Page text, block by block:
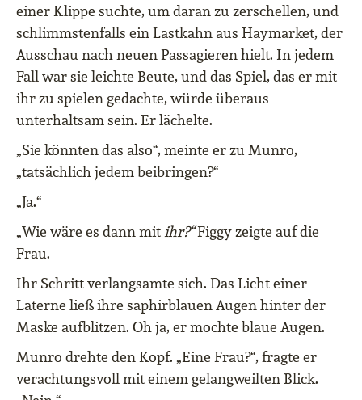
einer Klippe suchte, um daran zu zerschellen, und
schlimmstenfalls ein Lastkahn aus Haymarket, der
Ausschau nach neuen Passagieren hielt. In jedem
Fall war sie leichte Beute, und das Spiel, das er mit
ihr zu spielen gedachte, würde überaus
unterhaltsam sein. Er lächelte.
„Sie könnten das also“, meinte er zu Munro,
„tatsächlich jedem beibringen?“
„Ja.“
„Wie wäre es dann mitihr?“Figgy zeigte auf die
Frau.
Ihr Schritt verlangsamte sich. Das Licht einer
Laterne ließ ihre saphirblauen Augen hinter der
Maske aufblitzen. Oh ja, er mochte blaue Augen.
Munro drehte den Kopf. „Eine Frau?“, fragte er
verachtungsvoll mit einem gelangweilten Blick.